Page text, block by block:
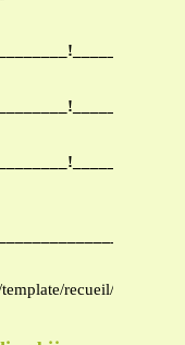
recueil/pdf/